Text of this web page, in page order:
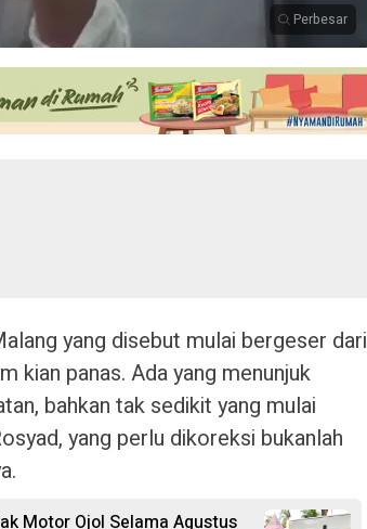
Perbesar
yang disebut mulai bergeser dari
kian panas. Ada yang menunjuk
bahkan tak sedikit yang mulai
yang perlu dikoreksi bukanlah
Motor Ojol Selama Agustus